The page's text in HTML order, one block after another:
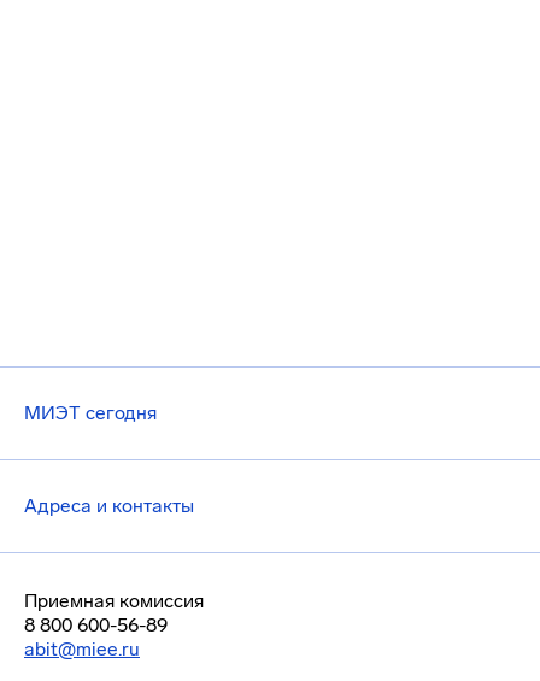
МИЭТ сегодня
Адреса и контакты
Приемная комиссия
8 800 600-56-89
abit@miee.ru